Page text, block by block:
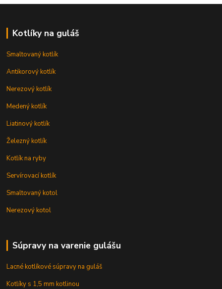
Kotlíky na guláš
Smaltovaný kotlík
Antikorový kotlík
Nerezový kotlík
Medený kotlík
Liatinový kotlík
Železný kotlík
Kotlík na ryby
Servírovací kotlík
Smaltovaný kotol
Nerezový kotol
Súpravy na varenie gulášu
Lacné kotlíkové súpravy na guláš
Kotlíky s 1,5 mm kotlinou